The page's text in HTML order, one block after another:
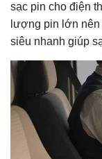
sạc pin cho điện
lượng pin lớn
siêu nhanh giúp